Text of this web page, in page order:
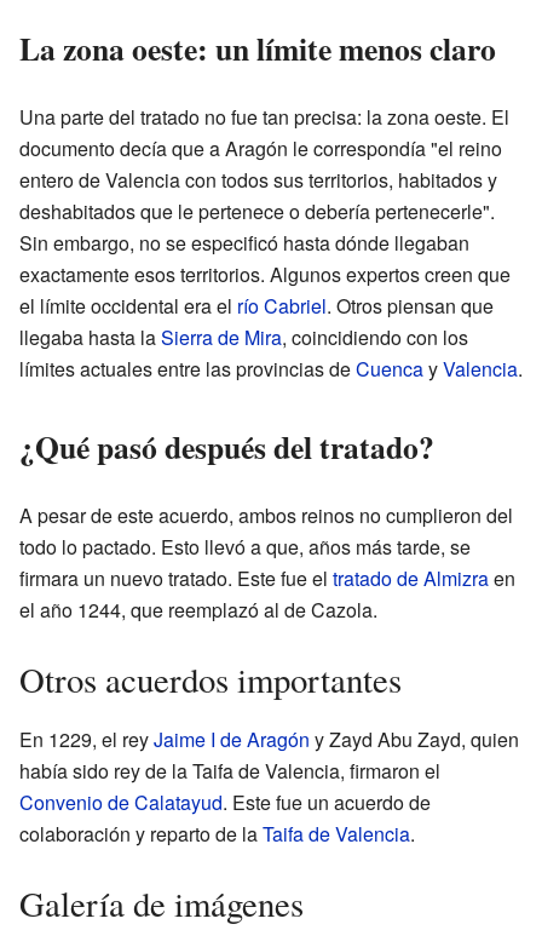
La zona oeste: un límite menos claro
Una parte del tratado no fue tan precisa: la zona oeste. El
documento decía que a Aragón le correspondía "el reino
entero de Valencia con todos sus territorios, habitados y
deshabitados que le pertenece o debería pertenecerle".
Sin embargo, no se especificó hasta dónde llegaban
exactamente esos territorios. Algunos expertos creen que
el límite occidental era el río Cabriel. Otros piensan que
llegaba hasta laSierra de Mira, coincidiendo con los
límites actuales entre las provincias deCuencayValencia.
¿Qué pasó después del tratado?
A pesar de este acuerdo, ambos reinos no cumplieron del
todo lo pactado. Esto llevó a que, años más tarde, se
firmara un nuevo tratado. Este fue el tratado de Almizraen
el año 1244, que reemplazó al de Cazola.
Otros acuerdos importantes
En 1229, el reyJaime I de Aragón y Zayd Abu Zayd, quien
había sido rey de la Taifa de Valencia, firmaron el
Convenio de Calatayud. Este fue un acuerdo de
colaboración y reparto de laTaifa de Valencia.
Galería de imágenes